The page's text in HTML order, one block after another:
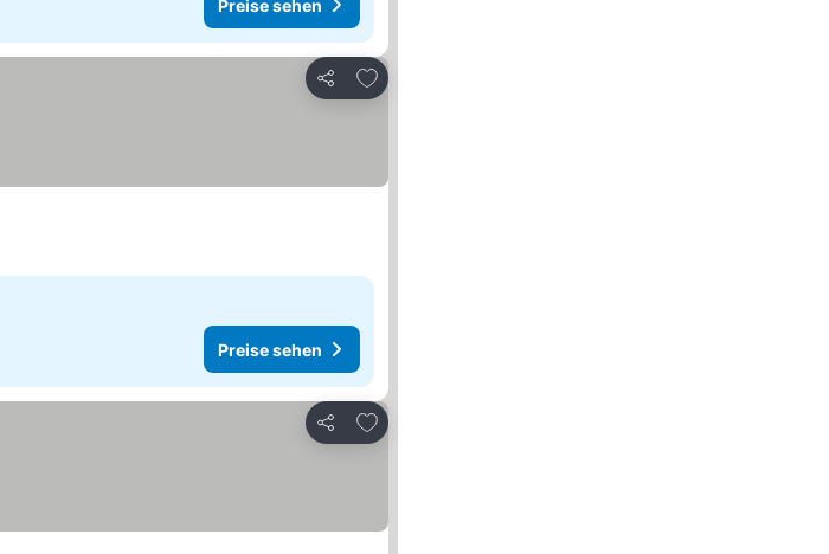
Preise sehen
Teilen
Zu Favoriten hinzufügen
Preise sehen
Teilen
Zu Favoriten hinzufügen